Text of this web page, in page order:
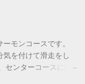
モンコースです。
気を付けて滑走をし
センターコースには